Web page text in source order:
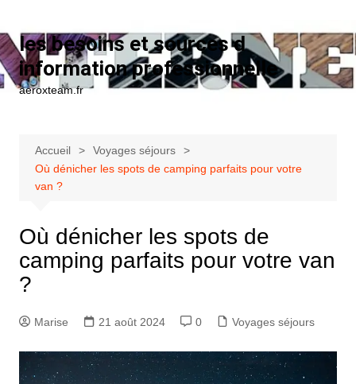
les besoins et sources d
information professionnelle
aeroxteam.fr
Accueil
Voyages séjours
Où dénicher les spots de camping parfaits pour votre
van ?
Où dénicher les spots de
camping parfaits pour votre van
?
Marise 21 août 2024 0 Voyages séjours